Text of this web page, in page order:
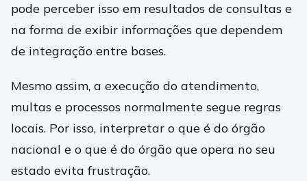
pode perceber isso em resultados de consultas e
na forma de exibir informações que dependem
de integração entre bases.
Mesmo assim, a execução do atendimento,
multas e processos normalmente segue regras
locais. Por isso, interpretar o que é do órgão
nacional e o que é do órgão que opera no seu
estado evita frustração.